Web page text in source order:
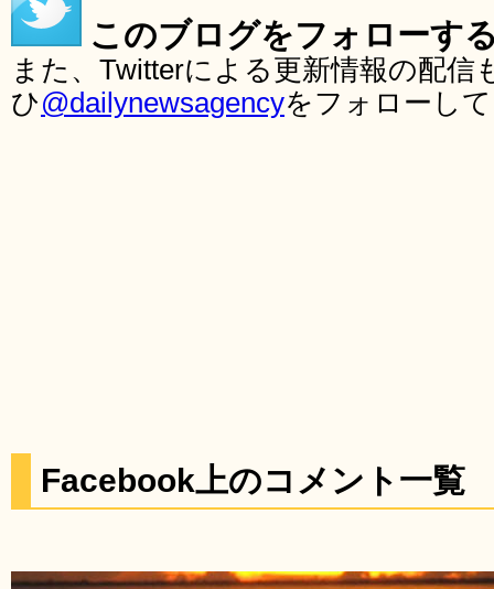
このブログをフォローす
また、Twitterによる更新情報の配
ひ@dailynewsagencyをフォローし
Facebook上のコメント一覧